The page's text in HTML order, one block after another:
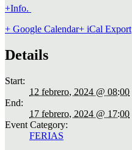
+Info.
+ Google Calendar+ iCal Export
Details
Start:
12 febrero, 2024 @ 08:00
End:
17 febrero, 2024 @ 17:00
Event Category:
FERIAS